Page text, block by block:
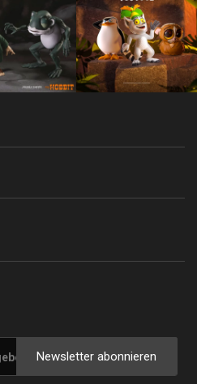
Newsletter abonnieren